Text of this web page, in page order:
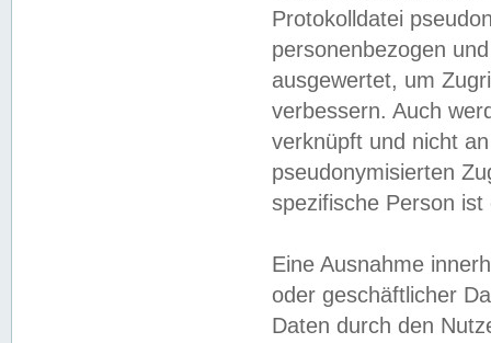
Protokolldatei
personenbezogen
ausgewertet, um
verbessern. Auch
verknüpft und nicht
pseudonymisierten
spezifische Person
Eine Ausnahme
oder geschäftlicher
Daten durch den